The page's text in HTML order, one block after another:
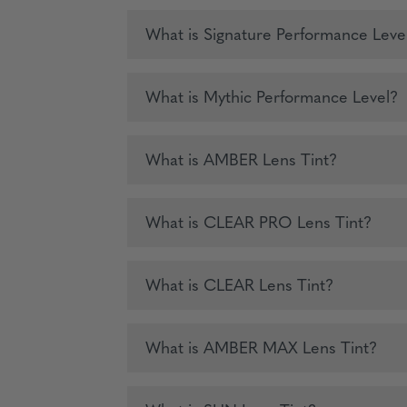
What is Signature Performance
What is Mythic Performance Level?
What is AMBER Lens Tint?
What is CLEAR PRO Lens Tint?
What is CLEAR Lens Tint?
What is AMBER MAX Lens Tint?